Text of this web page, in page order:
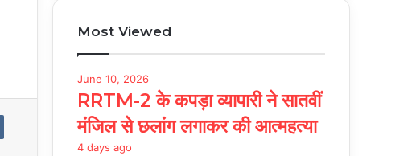
Most Viewed
June 10, 2026
RRTM-2 के कपड़ा व्यापारी ने सातवीं
मंजिल से छलांग लगाकर की आत्महत्या
4 days ago